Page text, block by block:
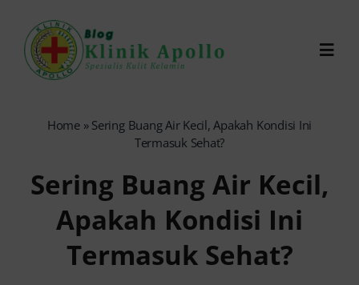
content
Reservasi Online
Home» Sering Buang Air Kecil, Apakah Kondisi Ini
Termasuk Sehat?
Sering Buang Air Kecil,
Apakah Kondisi Ini
Termasuk Sehat?